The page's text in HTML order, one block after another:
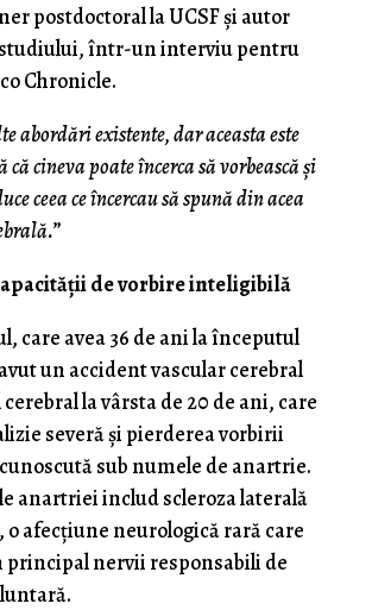
postdoctoral la UCSF și autor
într-un interviu pentru
Chronicle.
abordări existente, dar aceasta este
cineva poate încerca să vorbească și
ceea ce încercau să spună din acea
”
de vorbire inteligibilă
care avea 36 de ani la începutul
un accident vascular cerebral
la vârsta de 20 de ani, care
severă și pierderea vorbirii
sub numele de anartrie.
anartriei includ scleroza laterală
afecțiune neurologică rară care
principal nervii responsabili de